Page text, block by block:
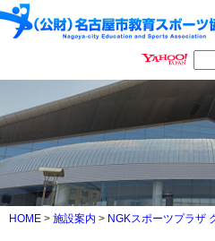
HOME > 施設案内 > NGKスポーツプラザ